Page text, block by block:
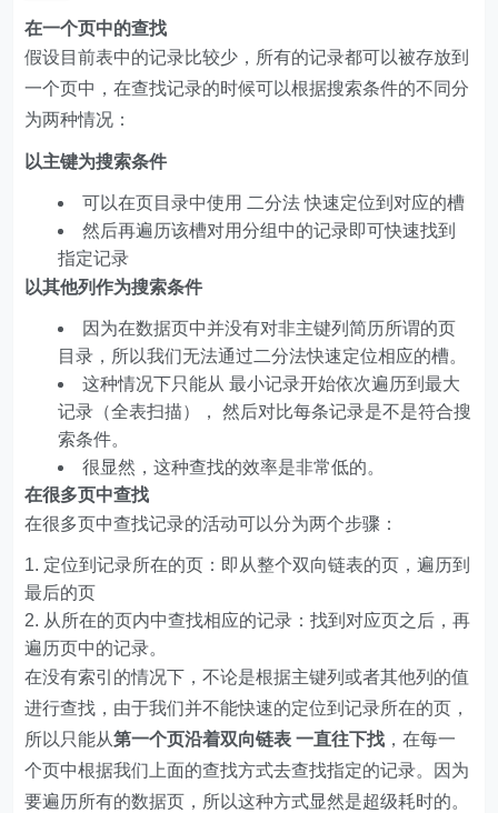
在一个页中的查找
假设目前表中的记录比较少，所有的记录都可以被存放到
一个页中，在查找记录的时候可以根据搜索条件的不同分
为两种情况：
以主键为搜索条件
可以在页目录中使用 二分法 快速定位到对应的槽
然后再遍历该槽对用分组中的记录即可快速找到
指定记录
以其他列作为搜索条件
因为在数据页中并没有对非主键列简历所谓的页
目录，所以我们无法通过二分法快速定位相应的槽。
这种情况下只能从 最小记录开始依次遍历到最大
记录（全表扫描）， 然后对比每条记录是不是符合搜
索条件。
很显然，这种查找的效率是非常低的。
在很多页中查找
在很多页中查找记录的活动可以分为两个步骤：
定位到记录所在的页：即从整个双向链表的页，遍历到
最后的页
从所在的页内中查找相应的记录：找到对应页之后，再
遍历页中的记录。
在没有索引的情况下，不论是根据主键列或者其他列的值
进行查找，由于我们并不能快速的定位到记录所在的页，
所以只能从第一个页沿着双向链表 一直往下找 ，在每一
个页中根据我们上面的查找方式去查找指定的记录。因为
要遍历所有的数据页，所以这种方式显然是超级耗时的。